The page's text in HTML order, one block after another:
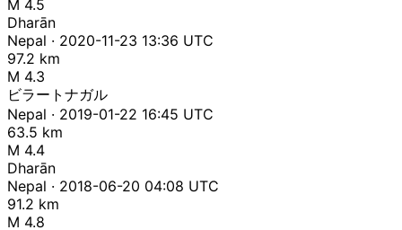
M 4.5
Dharān
Nepal · 2020-11-23 13:36 UTC
97.2 km
M 4.3
ビラートナガル
Nepal · 2019-01-22 16:45 UTC
63.5 km
M 4.4
Dharān
Nepal · 2018-06-20 04:08 UTC
91.2 km
M 4.8